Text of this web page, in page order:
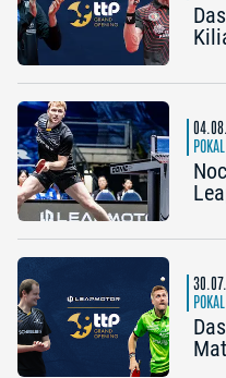
POKAL
POKAL